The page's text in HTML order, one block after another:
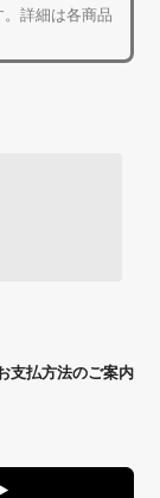
詳細は各商品
支払方法のご案内